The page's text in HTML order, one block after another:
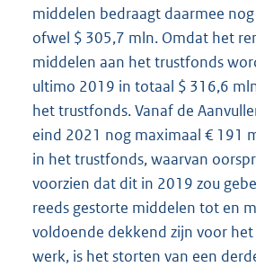
middelen bedraagt daarmee
ofwel $ 305,7 mln. Omdat het
middelen aan het trustfonds
ultimo 2019 in totaal $ 316,6
het trustfonds. Vanaf de
eind 2021 nog maximaal € 191
in het trustfonds, waarvan
voorzien dat dit in 2019 zou
reeds gestorte middelen tot en
voldoende dekkend zijn voor
werk, is het storten van een